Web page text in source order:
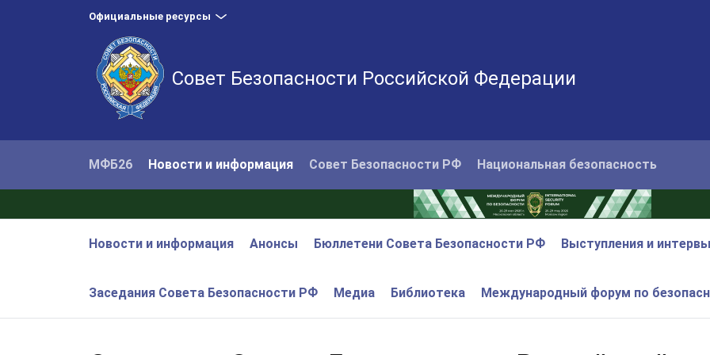
Официальные ресурсы
Совет Безопасности Российской Федерации
МФБ26 Новости и информация Совет Безопасности РФ Национальная безопасность
Новости и информация Анонсы Бюллетени Совета Безопасности РФ Выступления и
Заседания Совета Безопасности РФ Медиа Библиотека Международный форум по